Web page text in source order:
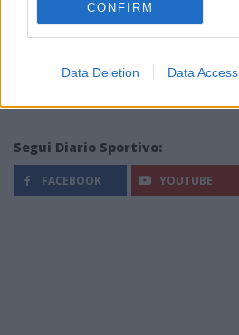
CONFIRM
Data Deletion Data Access
Segui Diario Sportivo:
FACEBOOK YOUTUBE